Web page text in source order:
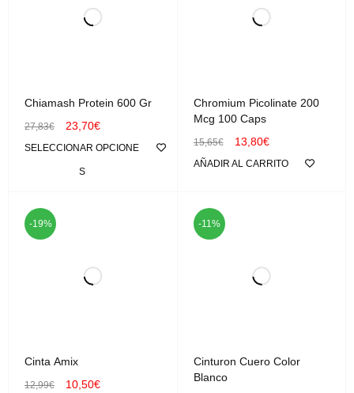
Chiamash Protein 600 Gr
27,83€ 23,70€
SELECCIONAR OPCIONE
S
Chromium Picolinate 200
Mcg 100 Caps
15,65€ 13,80€
AÑADIR AL CARRITO
-19%
Cinta Amix
12,99€ 10,50€
-11%
Cinturon Cuero Color
Blanco